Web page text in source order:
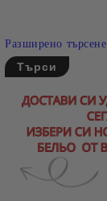
Разширено търсене